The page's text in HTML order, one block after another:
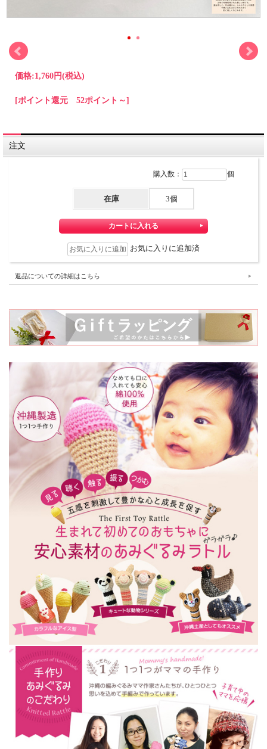
価格:1,760円(税込)
[ポイント還元 52ポイント～]
注文
購入数： 個
在庫 3個
お気に入りに追加済
返品についての詳細はこちら